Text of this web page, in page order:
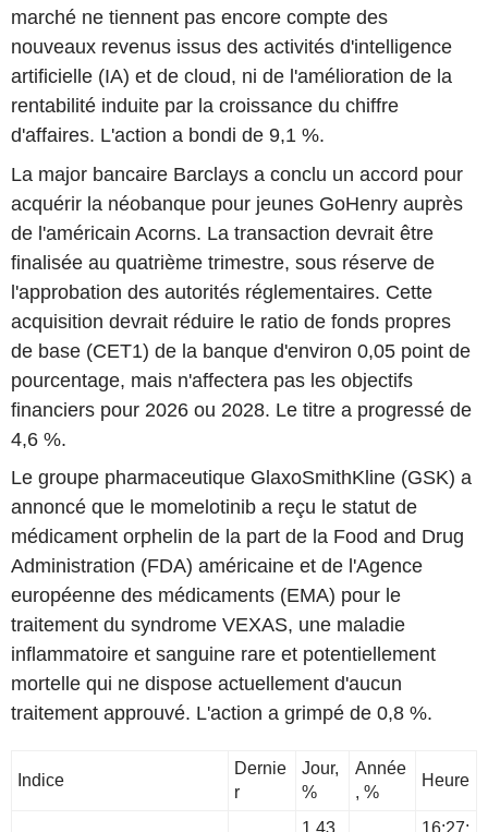
marché ne tiennent pas encore compte des
nouveaux revenus issus des activités d'intelligence
artificielle (IA) et de cloud, ni de l'amélioration de la
rentabilité induite par la croissance du chiffre
d'affaires. L'action a bondi de 9,1 %.
La major bancaire Barclays a conclu un accord pour
acquérir la néobanque pour jeunes GoHenry auprès
de l'américain Acorns. La transaction devrait être
finalisée au quatrième trimestre, sous réserve de
l'approbation des autorités réglementaires. Cette
acquisition devrait réduire le ratio de fonds propres
de base (CET1) de la banque d'environ 0,05 point de
pourcentage, mais n'affectera pas les objectifs
financiers pour 2026 ou 2028. Le titre a progressé de
4,6 %.
Le groupe pharmaceutique GlaxoSmithKline (GSK) a
annoncé que le momelotinib a reçu le statut de
médicament orphelin de la part de la Food and Drug
Administration (FDA) américaine et de l'Agence
européenne des médicaments (EMA) pour le
traitement du syndrome VEXAS, une maladie
inflammatoire et sanguine rare et potentiellement
mortelle qui ne dispose actuellement d'aucun
traitement approuvé. L'action a grimpé de 0,8 %.
Indice
Dernie
r
Jour,
%
Année
, %
Heure